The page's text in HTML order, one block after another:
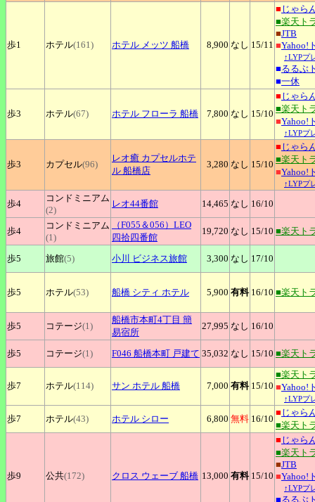
歩1 ホテル(161) ホテル メッツ 船橋 8,900 なし 15/11
■ じゃら
■楽天ト
■JTB
■Yahoo!
↑LYPプ
■るるぶ
■一休
歩3 ホテル(67) ホテル フローラ 船橋 7,800 なし 15/10
■ じゃら
■楽天ト
■Yahoo!
↑LYPプ
歩3 カプセル(96)
レオ癒 カプセルホテ
ル 船橋店
3,280 なし 15/10
■ じゃら
■楽天ト
■Yahoo!
↑LYPプ
歩4
コンドミニアム
(2)
レオ44番館 14,465 なし 16/10
歩4
コンドミニアム
(1)
（F055＆056）LEO
四拾四番館
19,720 なし 15/10 ■楽天ト
歩5 旅館(5) 小川 ビジネス旅館 3,300 なし 17/10
歩5 ホテル(53) 船橋 シティ ホテル 5,900 有料 16/10 ■楽天ト
歩5 コテージ(1)
船橋市本町4丁目 簡
易宿所
27,995 なし 16/10
歩5 コテージ(1) F046 船橋本町 戸建て 35,032 なし 15/10 ■楽天ト
歩7 ホテル(114) サン ホテル 船橋 7,000 有料 15/10
■楽天ト
■Yahoo!
↑LYPプ
歩7 ホテル(43) ホテル シロー 6,800 無料 16/10
■ じゃら
■楽天ト
歩9 公共(172) クロス ウェーブ 船橋 13,000 有料 15/10
■ じゃら
■楽天ト
■JTB
■Yahoo!
↑LYPプ
■るるぶ